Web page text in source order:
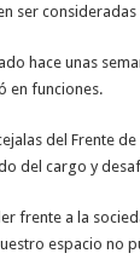
ser
hace unas
en funciones.
del Frente
del cargo y
frente a la
espacio no